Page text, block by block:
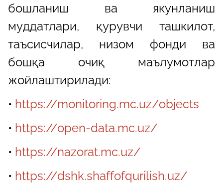
бошланиш ва якунланиш
муддатлари, қурувчи ташкилот,
таъсисчилар, низом фонди ва
бошқа очиқ маълумотлар
жойлаштирилади:
• https://monitoring.mc.uz/objects
• https://open-data.mc.uz/
• https://nazorat.mc.uz/
• https://dshk.shaffofqurilish.uz/